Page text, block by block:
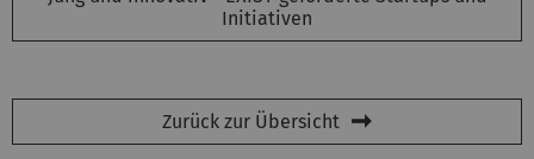
Initiativen
Zurück zur Übersicht